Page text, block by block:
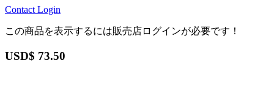
Contact Login
この商品を表示するには販売店ログインが必要です！
USD$ 73.50